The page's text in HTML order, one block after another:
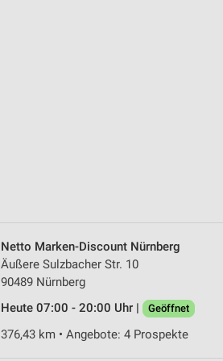
Netto Marken-Discount Nürnberg
Äußere Sulzbacher Str. 10
90489 Nürnberg
Heute 07:00 - 20:00 Uhr |
Geöffnet
376,43 km • Angebote: 4 Prospekte